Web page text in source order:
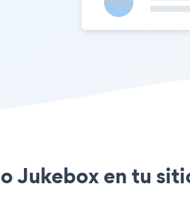
Jukebox en tu